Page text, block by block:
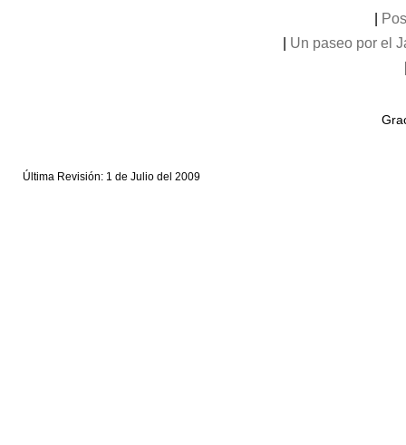
Un paseo por el
Última Revisión: 1 de Julio del 2009